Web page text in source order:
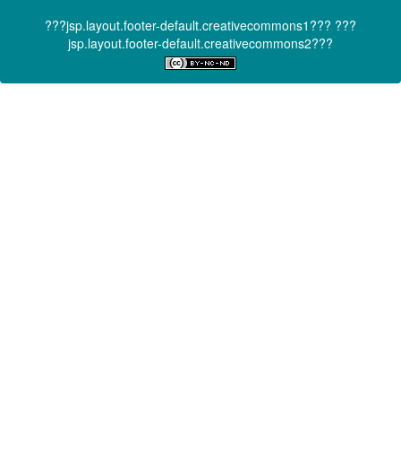
???jsp.layout.footer-default.creativecommons1??? ???
jsp.layout.footer-default.creativecommons2???